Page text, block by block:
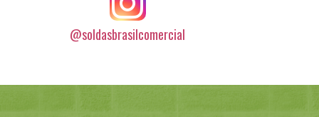
@soldasbrasilcomercial